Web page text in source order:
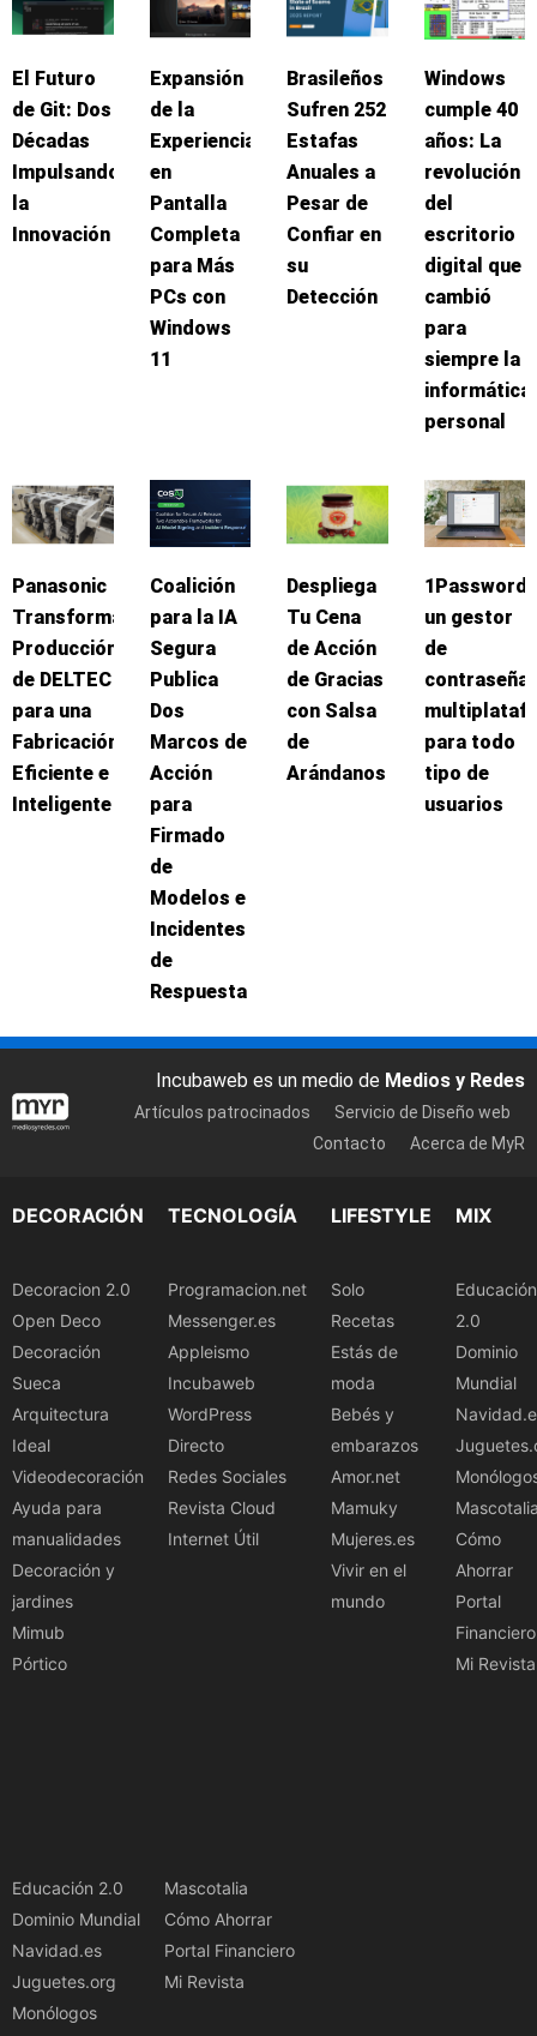
El Futuro
de Git: Dos
Décadas
Impulsando
la
Innovación
Expansión
de la
Experiencia
en
Pantalla
Completa
para Más
PCs con
Windows
11
Brasileños
Sufren 252
Estafas
Anuales a
Pesar de
Confiar en
su
Detección
Windows
cumple 40
años: La
revolución
del
escritorio
digital que
cambió
para
siempre la
informática
personal
Panasonic
Transforma
Producción
de DELTEC
para una
Fabricación
Eficiente e
Inteligente
Coalición
para la IA
Segura
Publica
Dos
Marcos de
Acción
para
Firmado
de
Modelos e
Incidentes
de
Respuesta
Despliega
Tu Cena
de Acción
de Gracias
con Salsa
de
Arándanos
1Password:
un gestor
de
para todo
tipo de
usuarios
Incubaweb es un medio de Medios y Redes
Artículos patrocinados
Servicio de Diseño web
Contacto
Acerca de MyR
DECORACIÓN
Decoracion 2.0
Open Deco
Decoración
Sueca
Arquitectura
Ideal
Videodecoración
Ayuda para
manualidades
Decoración y
jardines
Mimub
Pórtico
TECNOLOGÍA
Programacion.net
Messenger.es
Appleismo
Incubaweb
WordPress
Directo
Redes Sociales
Revista Cloud
Internet Útil
LIFESTYLE
Solo
Recetas
Estás de
moda
Bebés y
embarazos
Amor.net
Mamuky
Mujeres.es
Vivir en el
mundo
MIX
Educación
2.0
Dominio
Mundial
Cómo
Ahorrar
Portal
Financiero
Mi Revista
Educación 2.0
Dominio Mundial
Navidad.es
Juguetes.org
Monólogos
Mascotalia
Cómo Ahorrar
Portal Financiero
Mi Revista